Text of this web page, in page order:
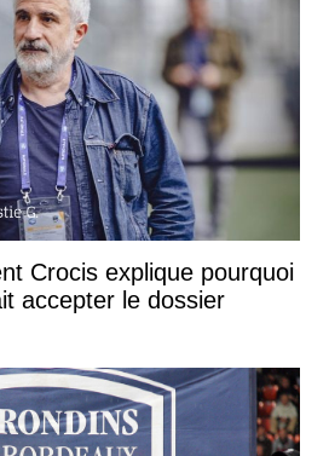
Crocis explique pourquoi
accepter le dossier